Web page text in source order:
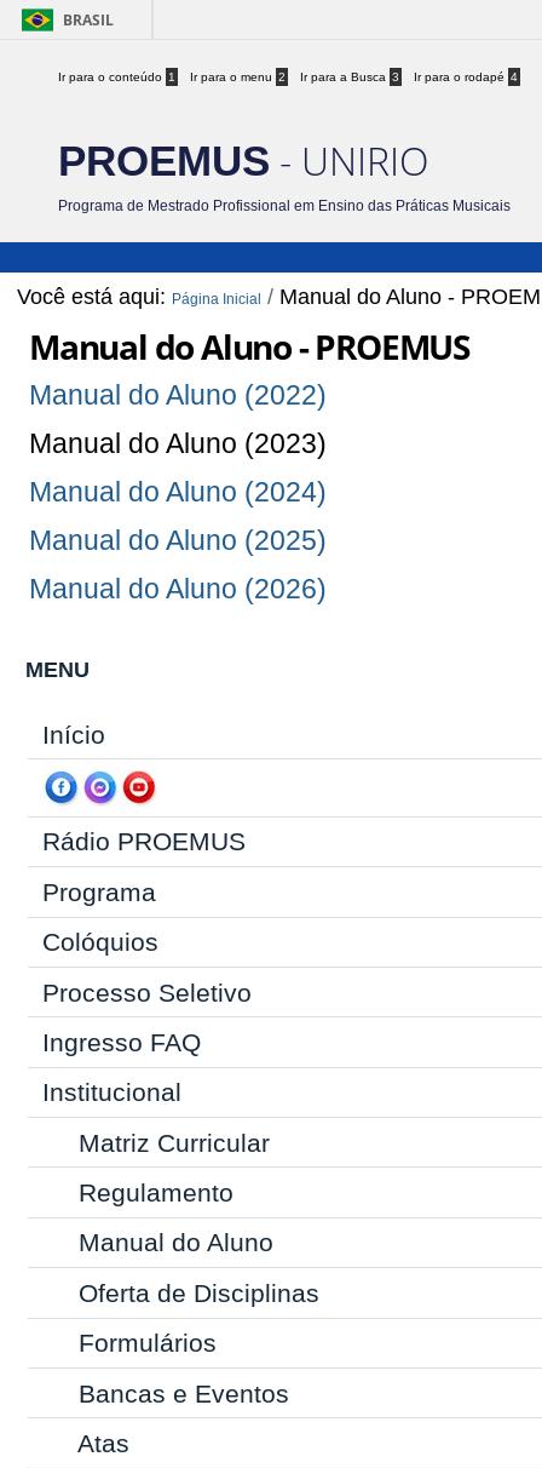
BRASIL
Ir para o conteúdo 1 Ir para o menu 2 Ir para a Busca 3 Ir para o rodapé 4
PROEMUS - UNIRIO
Programa de Mestrado Profissional em Ensino das Práticas Musicais
Você está aqui: Página Inicial / Manual do Aluno -
Manual do Aluno - PROEMUS
Manual do Aluno (2022)
Manual do Aluno (2023)
Manual do Aluno (2024)
Manual do Aluno (2025)
Manual do Aluno (2026)
MENU
Início
Rádio PROEMUS
Programa
Colóquios
Processo Seletivo
Ingresso FAQ
Institucional
Matriz Curricular
Regulamento
Manual do Aluno
Oferta de Disciplinas
Formulários
Bancas e Eventos
Atas